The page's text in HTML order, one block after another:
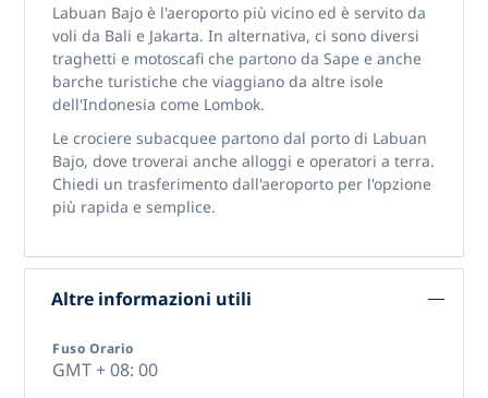
Labuan Bajo è l'aeroporto più vicino ed è servito da
voli da Bali e Jakarta. In alternativa, ci sono diversi
traghetti e motoscafi che partono da Sape e anche
barche turistiche che viaggiano da altre isole
dell'Indonesia come Lombok.
Le crociere subacquee partono dal porto di Labuan
Bajo, dove troverai anche alloggi e operatori a terra.
Chiedi un trasferimento dall'aeroporto per l'opzione
più rapida e semplice.
Altre informazioni utili
Fuso Orario
GMT + 08: 00